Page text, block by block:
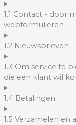
1.1 Contact - door
webformulieren
1.2 Nieuwsbrieven
1.3 Om service te
die een klant wil
1.4 Betalingen
1.5 Verzamelen en